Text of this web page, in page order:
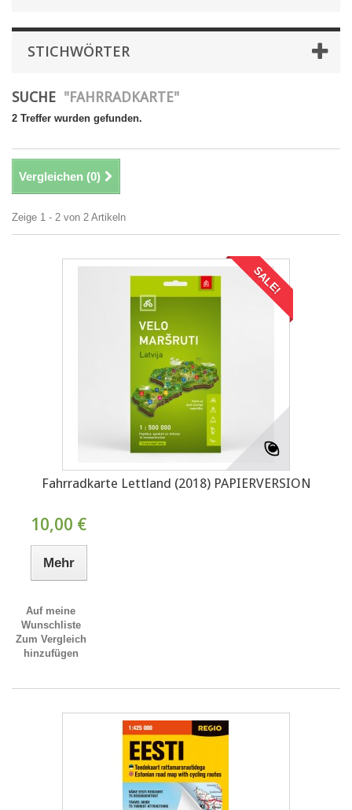
STICHWÖRTER
SUCHE "FAHRRADKARTE"
2 Treffer wurden gefunden.
Vergleichen (0)
Zeige 1 - 2 von 2 Artikeln
SALE!
Fahrradkarte Lettland (2018) PAPIERVERSION
10,00 €
Mehr
Auf meine
Wunschliste
Zum Vergleich
hinzufügen